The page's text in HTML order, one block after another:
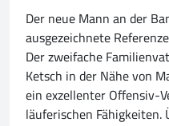
Der neue Mann an der
ausgezeichnete
Der zweifache
Ketsch in der Nähe von
ein exzellenter Offensiv-
läuferischen